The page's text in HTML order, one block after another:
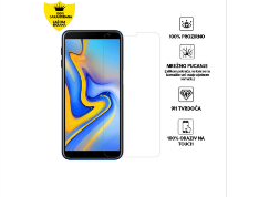
Auto - Moto motivi